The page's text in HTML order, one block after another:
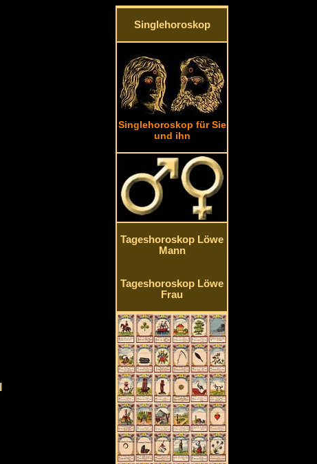
Singlehoroskop
Singlehoroskop für Sie
und ihn
Tageshoroskop Löwe
Mann
Tageshoroskop Löwe
Frau